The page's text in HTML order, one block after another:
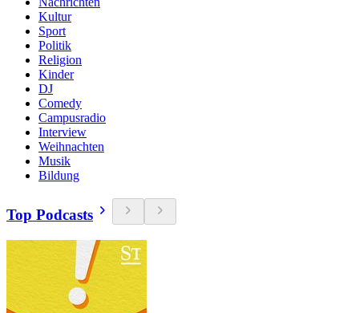
Kultur
Sport
Politik
Religion
Kinder
DJ
Comedy
Campusradio
Interview
Weihnachten
Musik
Bildung
Top Podcasts